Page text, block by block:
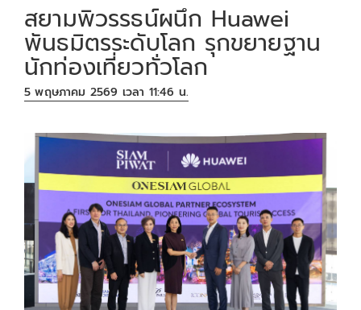
สยามพิวรรธน์ผนึก Huawei
พันธมิตรระดับโลก รุกขยายฐาน
นักท่องเที่ยวทั่วโลก
5 พฤษภาคม 2569 เวลา 11:46 น.